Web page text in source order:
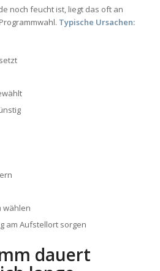
noch feucht ist, liegt das oft an
Typische Ursachen:
wählen
am Aufstellort sorgen
dauert